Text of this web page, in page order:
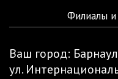
Филиалы
Ваш город: Барнаул
ул.